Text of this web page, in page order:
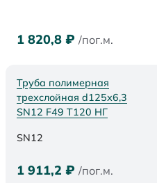
1 820,8 ₽ /пог.м.
Труба полимерная
трехслойная d125х6,3
SN12 F49 Т120 НГ
SN12
1 911,2 ₽ /пог.м.